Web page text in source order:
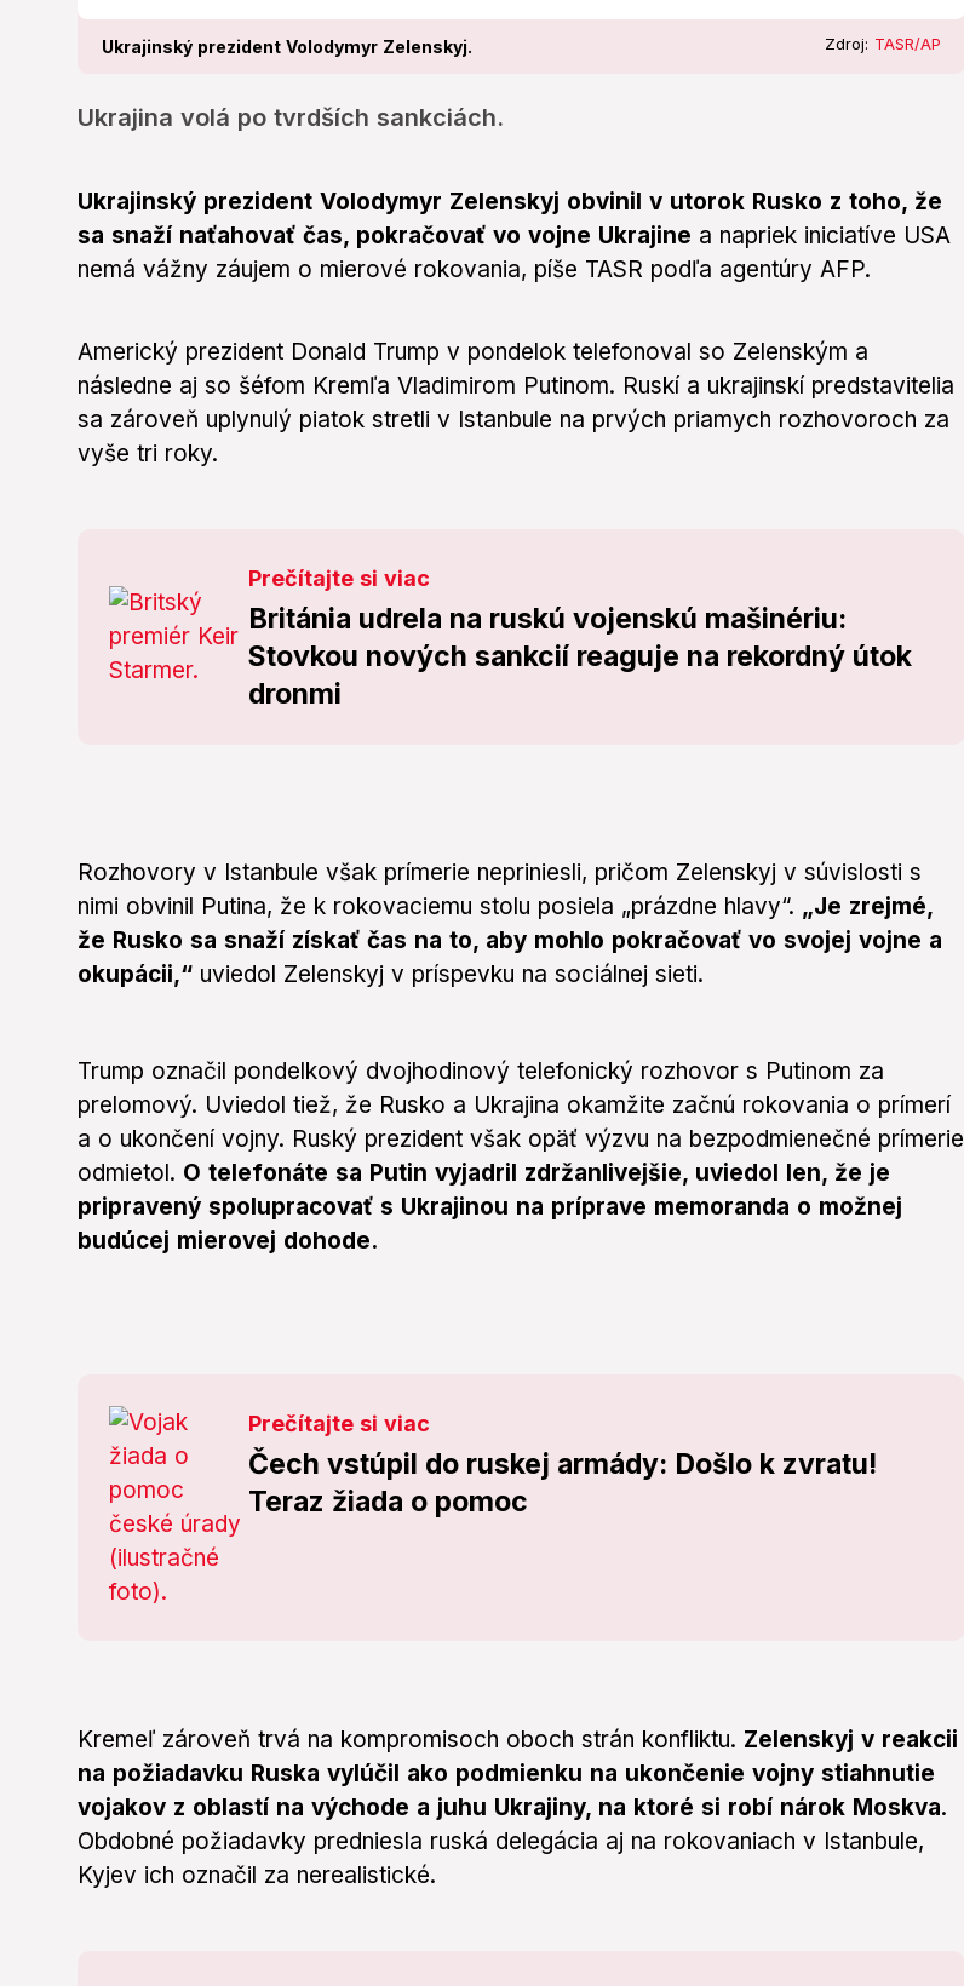
Ukrajinský prezident Volodymyr Zelenskyj. Zdroj: TASR/AP
Ukrajina volá po tvrdších sankciách.
Ukrajinský prezident Volodymyr Zelenskyj obvinil v utorok Rusko z toho, že
sa snaží naťahovať čas, pokračovať vo vojne Ukrajine a napriek iniciatíve USA
nemá vážny záujem o mierové rokovania, píše TASR podľa agentúry AFP.
Americký prezident Donald Trump v pondelok telefonoval so Zelenským a
následne aj so šéfom Kremľa Vladimirom Putinom. Ruskí a ukrajinskí predstavitelia
sa zároveň uplynulý piatok stretli v Istanbule na prvých priamych rozhovoroch za
vyše tri roky.
Prečítajte si viac
Británia udrela na ruskú vojenskú mašinériu:
Stovkou nových sankcií reaguje na rekordný útok
dronmi
Rozhovory v Istanbule však prímerie nepriniesli, pričom Zelenskyj v súvislosti s
nimi obvinil Putina, že k rokovaciemu stolu posiela „prázdne hlavy“. „Je zrejmé,
že Rusko sa snaží získať čas na to, aby mohlo pokračovať vo svojej vojne a
okupácii,“ uviedol Zelenskyj v príspevku na sociálnej sieti.
Trump označil pondelkový dvojhodinový telefonický rozhovor s Putinom za
prelomový. Uviedol tiež, že Rusko a Ukrajina okamžite začnú rokovania o prímerí
a o ukončení vojny. Ruský prezident však opäť výzvu na bezpodmienečné prímerie
odmietol. O telefonáte sa Putin vyjadril zdržanlivejšie, uviedol len, že je
pripravený spolupracovať s Ukrajinou na príprave memoranda o možnej
budúcej mierovej dohode.
Prečítajte si viac
Čech vstúpil do ruskej armády: Došlo k zvratu!
Teraz žiada o pomoc
Kremeľ zároveň trvá na kompromisoch oboch strán konfliktu. Zelenskyj v reakcii
na požiadavku Ruska vylúčil ako podmienku na ukončenie vojny stiahnutie
vojakov z oblastí na východe a juhu Ukrajiny, na ktoré si robí nárok Moskva.
Obdobné požiadavky predniesla ruská delegácia aj na rokovaniach v Istanbule,
Kyjev ich označil za nerealistické.